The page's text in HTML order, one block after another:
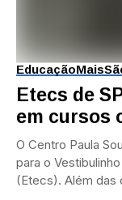
EducaçãoMais
Etecs de
em cursos
O Centro Paula
para o
(Etecs). Além das